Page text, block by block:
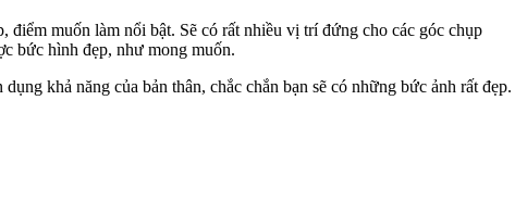
muốn làm nổi bật. Sẽ có rất nhiều vị trí đứng cho các góc chụp
bức hình đẹp, như mong muốn.
khả năng của bản thân, chắc chắn bạn sẽ có những bức ảnh rất đẹp.